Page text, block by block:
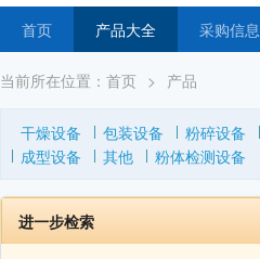
首页 产品大全 采购信息
当前所在位置： 首页 > 产品
干燥设备 包装设备 粉碎设备
成型设备
其他 粉体检测设备
进一步检索